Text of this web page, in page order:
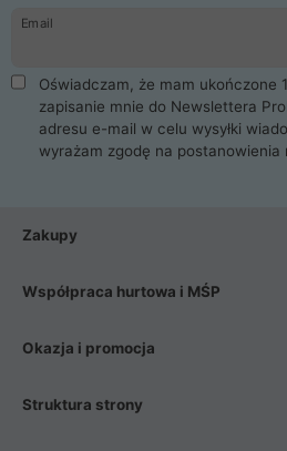
danych osobowych. Dlatego
ProLine to czysta przyjemność i
Zaopatrzysz się u nas w akcesoria i
takie jak procesory, karty graficzne,
dyski SSD, M.2 oraz HDD. Nasi
najlepszy zasilacz komputerowy
Poza komputerami mamy również
Smartfony takich producentów jak
wentylatory. Na koniec mając już to
Email
Oświadczam, że mam ukończone
zapisanie mnie do Newslettera
adresu e-mail w celu wysyłki
wyrażam zgodę na postanowienia
Zakupy
Współpraca hurtowa i MŚP
Okazja i promocja
Struktura strony